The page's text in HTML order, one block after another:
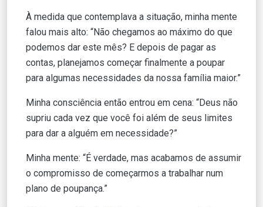
À medida que contemplava a situação, minha mente
falou mais alto: “Não chegamos ao máximo do que
podemos dar este mês? E depois de pagar as
contas, planejamos começar finalmente a poupar
para algumas necessidades da nossa família maior.”
Minha consciência então entrou em cena: “Deus não
supriu cada vez que você foi além de seus limites
para dar a alguém em necessidade?”
Minha mente: “É verdade, mas acabamos de assumir
o compromisso de começarmos a trabalhar num
plano de poupança.”